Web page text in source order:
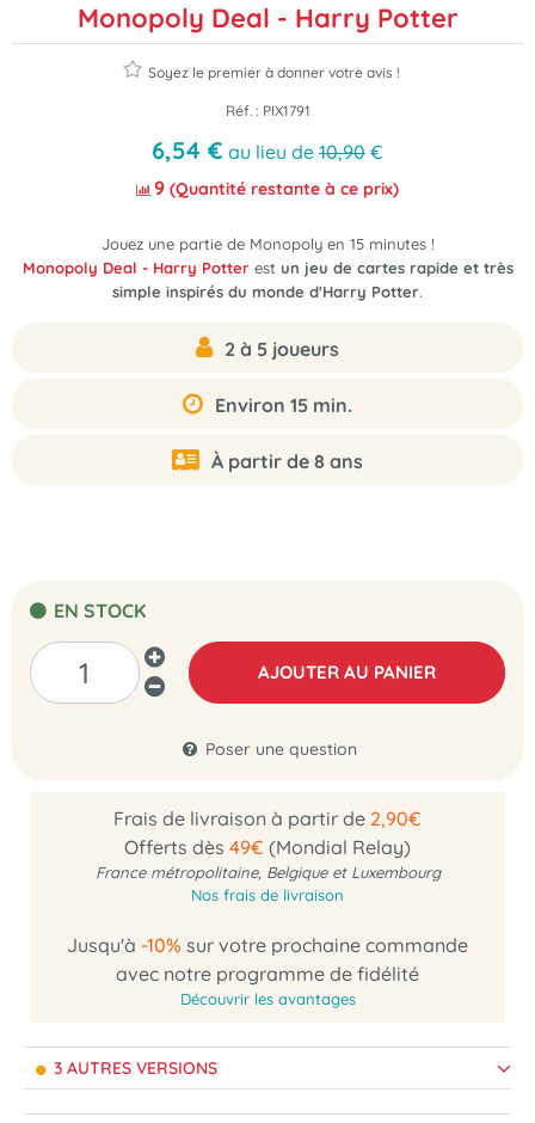
Monopoly Deal - Harry Potter
Soyez le premier à donner votre avis !
Réf. : PIX1791
6,54 € au lieu de 10,90 €
9 (Quantité restante à ce prix)
Jouez une partie de Monopoly en 15 minutes !
Monopoly Deal - Harry Potterest un jeu de cartes rapide et très
simple inspirés du monde d'Harry Potter.
2 à 5 joueurs
Environ 15 min.
À partir de 8 ans
EN STOCK
AJOUTER AU PANIER
Poser une question
Frais de livraison à partir de 2,90€
Offerts dès 49€ (Mondial Relay)
France métropolitaine, Belgique et Luxembourg
Nos frais de livraison
Jusqu'à -10% sur votre prochaine commande
avec notre programme de fidélité
Découvrir les avantages
3 AUTRES VERSIONS